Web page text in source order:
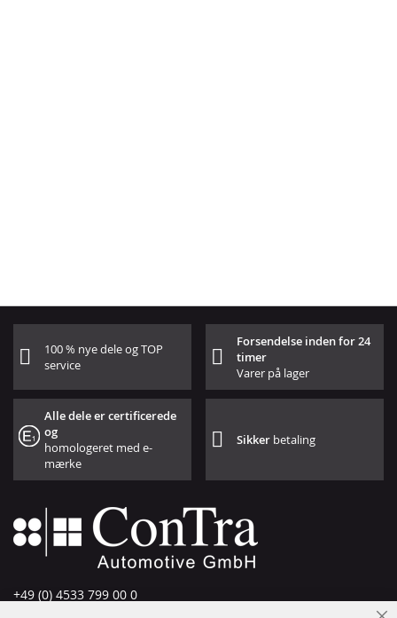
100 % nye dele og TOP
service
Forsendelse inden for 24
timer
Varer på lager
Alle dele er certificerede
og
homologeret med e-
mærke
Sikker betaling
+49 (0) 4533 799 00 0